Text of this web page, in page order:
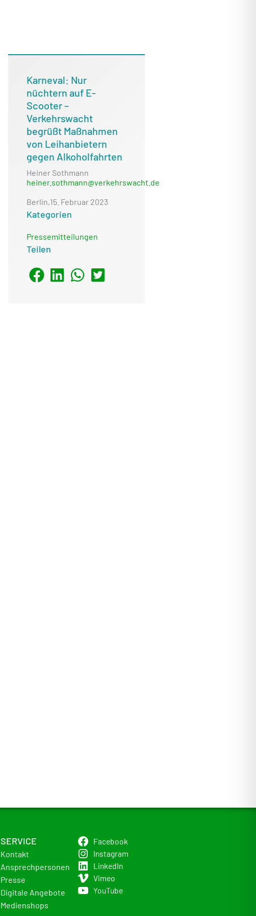
Karneval: Nur
nüchtern auf E-
Scooter –
Verkehrswacht
begrüßt Maßnahmen
von Leihanbietern
gegen Alkoholfahrten
Heiner Sothmann
heiner.sothmann@verkehrswacht.de
Berlin,15. Februar 2023
Kategorien
Pressemitteilungen
Teilen
SERVICE
Kontakt
Ansprechpersonen
Presse
Digitale Angebote
Medienshops
Facebook
Instagram
LinkedIn
Vimeo
YouTube